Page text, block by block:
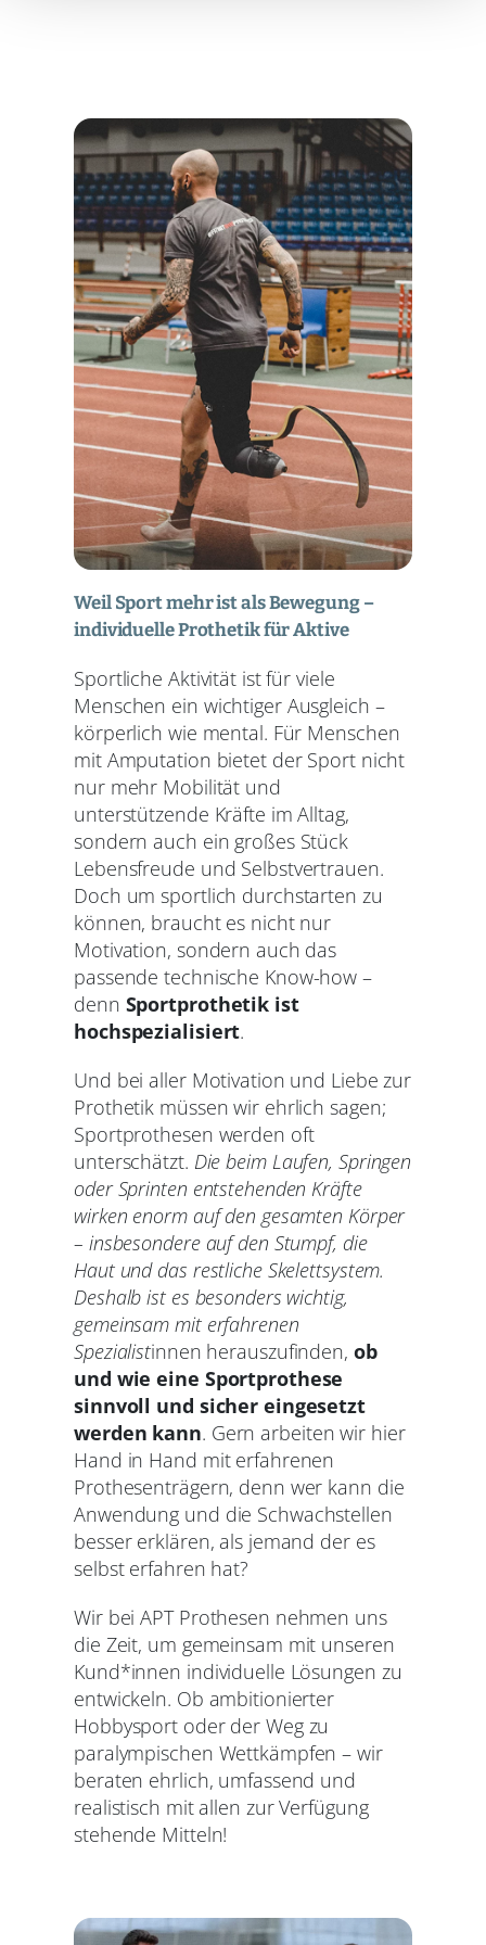
Weil Sport mehr ist als Bewegung –
individuelle Prothetik für Aktive
Sportliche Aktivität ist für viele
Menschen ein wichtiger Ausgleich –
körperlich wie mental. Für Menschen
mit Amputation bietet der Sport nicht
nur mehr Mobilität und
unterstützende Kräfte im Alltag,
sondern auch ein großes Stück
Lebensfreude und Selbstvertrauen.
Doch um sportlich durchstarten zu
können, braucht es nicht nur
Motivation, sondern auch das
passende technische Know-how –
denn Sportprothetik ist
hochspezialisiert.
Und bei aller Motivation und Liebe zur
Prothetik müssen wir ehrlich sagen;
Sportprothesen werden oft
unterschätzt. Die beim Laufen, Springen
oder Sprinten entstehenden Kräfte
wirken enorm auf den gesamten Körper
– insbesondere auf den Stumpf, die
Haut und das restliche Skelettsystem.
Deshalb ist es besonders wichtig,
gemeinsam mit erfahrenen
Spezialistinnen herauszufinden, ob
und wie eine Sportprothese
sinnvoll und sicher eingesetzt
werden kann. Gern arbeiten wir hier
Hand in Hand mit erfahrenen
Prothesenträgern, denn wer kann die
Anwendung und die Schwachstellen
besser erklären, als jemand der es
selbst erfahren hat?
Wir bei APT Prothesen nehmen uns
die Zeit, um gemeinsam mit unseren
Kund*innen individuelle Lösungen zu
entwickeln. Ob ambitionierter
Hobbysport oder der Weg zu
paralympischen Wettkämpfen – wir
beraten ehrlich, umfassend und
realistisch mit allen zur Verfügung
stehende Mitteln!